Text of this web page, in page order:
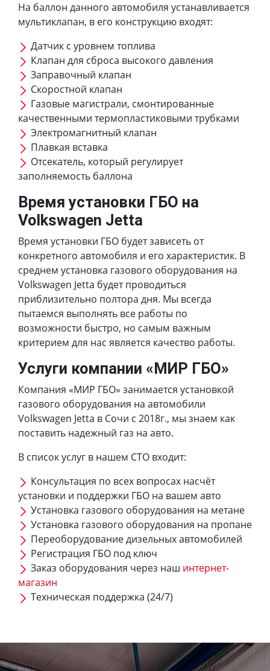
На баллон данного автомобиля устанавливается
мультиклапан, в его конструкцию входят:
Датчик с уровнем топлива
Клапан для сброса высокого давления
Заправочный клапан
Скоростной клапан
Газовые магистрали, смонтированные
качественными термопластиковыми трубками
Электромагнитный клапан
Плавкая вставка
Отсекатель, который регулирует
заполняемость баллона
Время установки ГБО на
Volkswagen Jetta
Время установки ГБО будет зависеть от
конкретного автомобиля и его характеристик. В
среднем установка газового оборудования на
Volkswagen Jetta будет проводиться
приблизительно полтора дня. Мы всегда
пытаемся выполнять все работы по
возможности быстро, но самым важным
критерием для нас является качество работы.
Услуги компании «МИР ГБО»
Компания «МИР ГБО» занимается установкой
газового оборудования на автомобили
Volkswagen Jetta в Сочи с 2018г., мы знаем как
поставить надежный газ на авто.
В список услуг в нашем СТО входит:
Консультация по всех вопросах насчёт
установки и поддержки ГБО на вашем авто
Установка газового оборудования на метане
Установка газового оборудования на пропане
Переоборудование дизельных автомобилей
Регистрация ГБО под ключ
Заказ оборудования через наш интернет-
магазин
Техническая поддержка (24/7)